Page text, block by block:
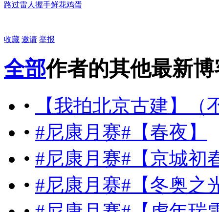
路过雷人 握手鲜花鸡蛋
收藏 邀请 举报
全部作者的其他最新博
•
【我拍北京古建】（
• #尼康月赛#【春夜】
• #尼康月赛#【京城初
• #尼康月赛#【冬奥之